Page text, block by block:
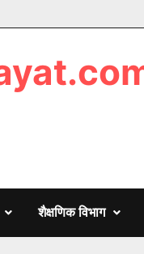
शैक्षणिक विभाग